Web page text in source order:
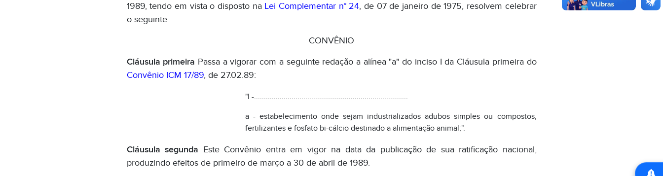
1989, tendo em vista o disposto na Lei Complementar n° 24, de 07 de janeiro de 1975, resolvem celebrar
o seguinte
CONVÊNIO
Cláusula primeira Passa a vigorar com a seguinte redação a alínea "a" do inciso I da Cláusula primeira do
Convênio ICM 17/89, de 27.02.89:
"I -..............................................................................
a - estabelecimento onde sejam industrializados adubos simples ou compostos,
fertilizantes e fosfato bi-cálcio destinado a alimentação animal;".
Cláusula segunda Este Convênio entra em vigor na data da publicação de sua ratificação nacional,
produzindo efeitos de primeiro de março a 30 de abril de 1989.